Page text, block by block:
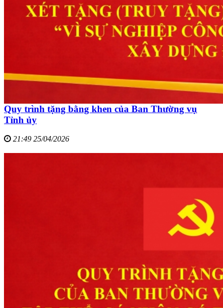
Quy trình tặng bằng khen của Ban Thường vụ
Tỉnh ủy
21:49 25/04/2026